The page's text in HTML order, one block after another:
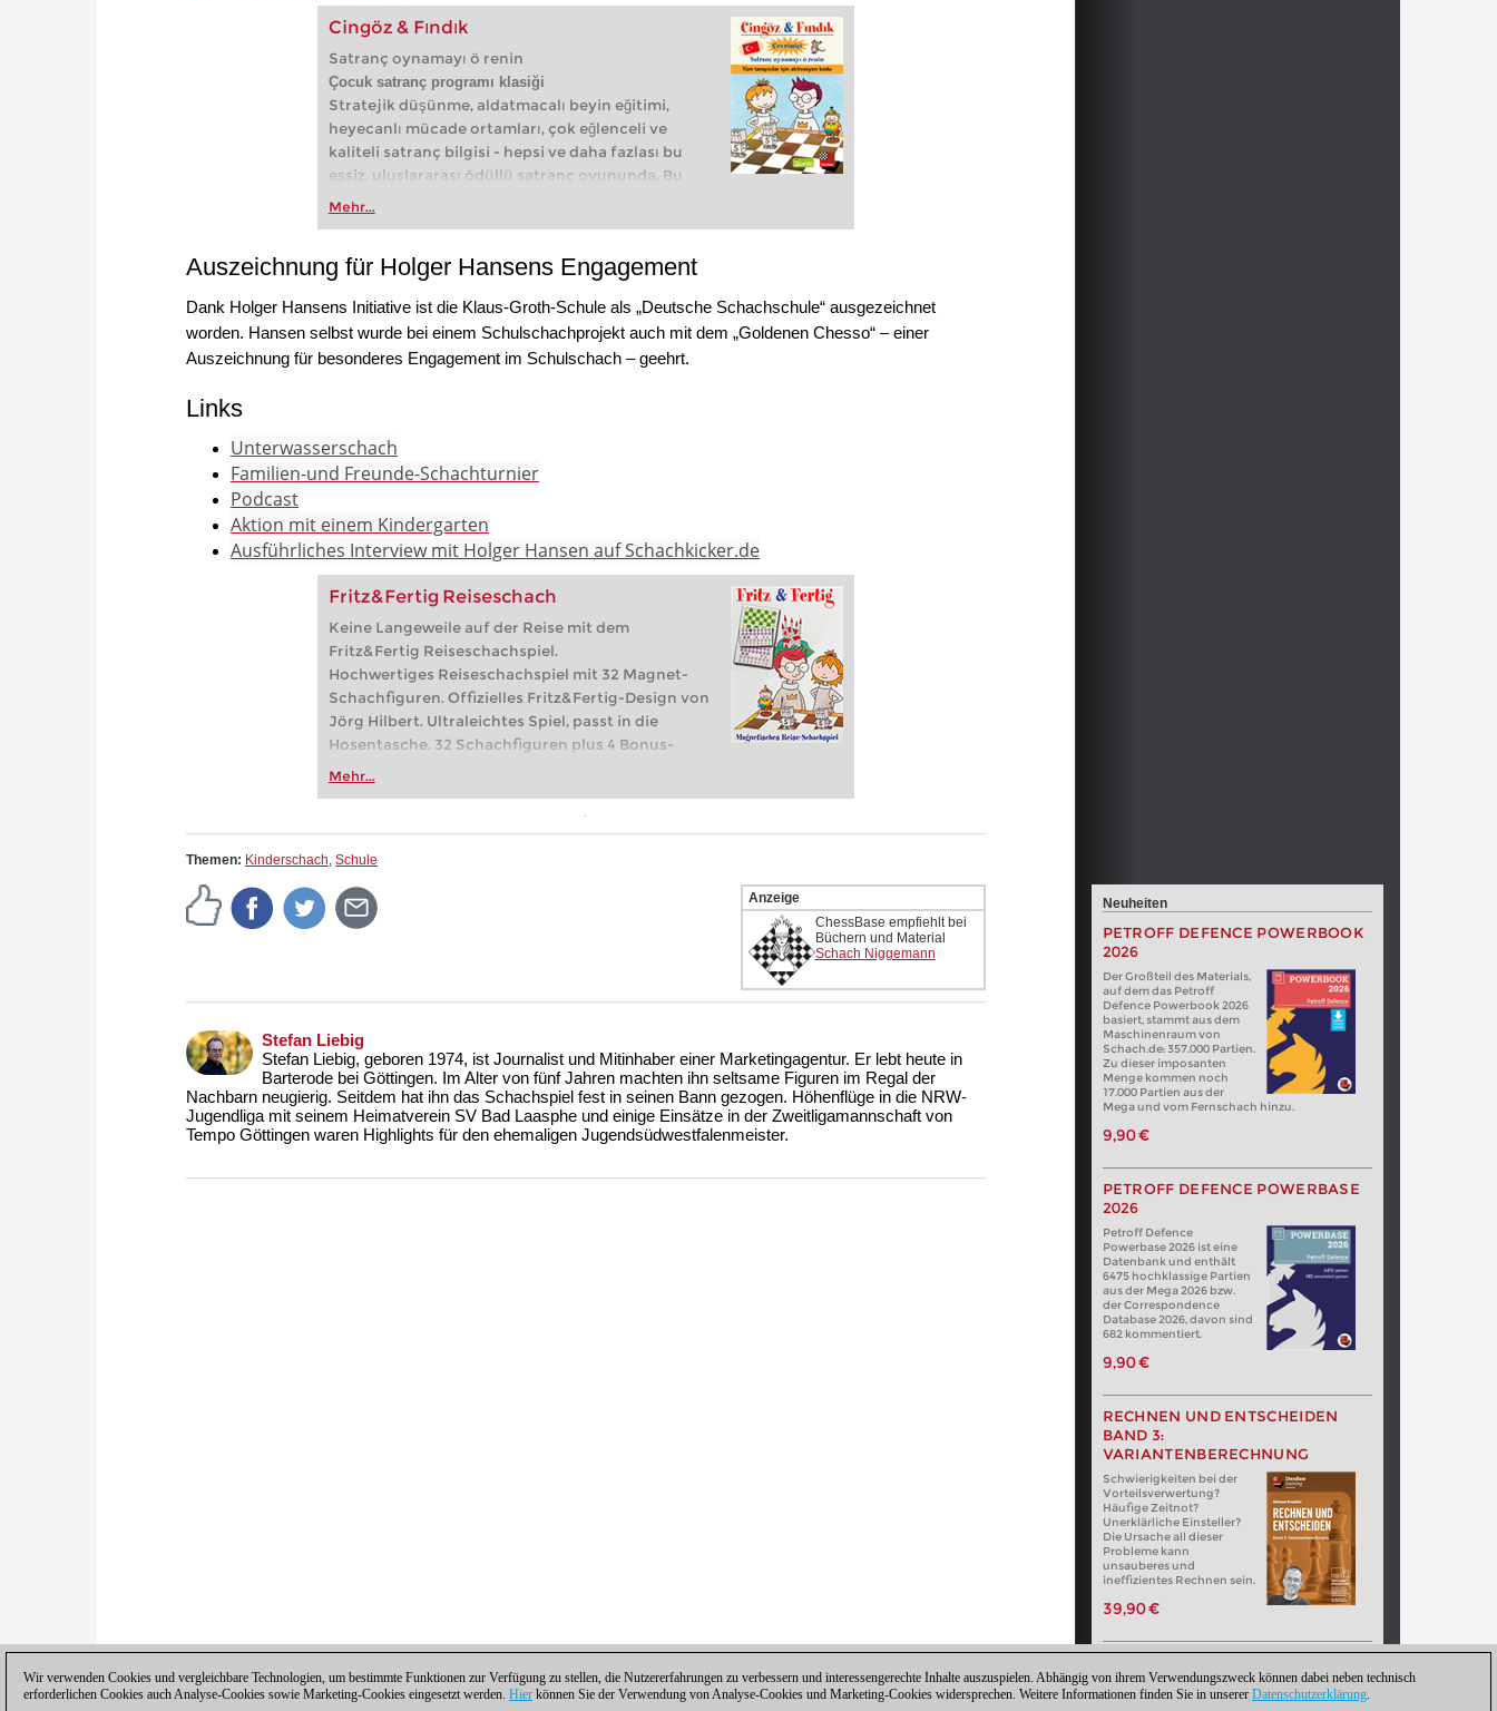
Cingöz & Fındık
Satranç oynamayı ö renin
Çocuk satranç programı klasiği
Stratejik düşünme, aldatmacalı beyin eğitimi,
heyecanlı mücade ortamları, çok eğlenceli ve
kaliteli satranç bilgisi - hepsi ve daha fazlası bu
eşsiz, uluslararası ödüllü satranç oyununda. Bu
sürüm tarayıcı tabanlı sürümün kilit açma kodunu
internet erişimi ve güncel bir tarayıcı (Chrome,
Mehr...
Auszeichnung für Holger Hansens Engagement
Dank Holger Hansens Initiative ist die Klaus-Groth-Schule als „Deutsche Schachschule“ ausgezeichnet
worden. Hansen selbst wurde bei einem Schulschachprojekt auch mit dem „Goldenen Chesso“ – einer
Auszeichnung für besonderes Engagement im Schulschach – geehrt.
Links
Unterwasserschach
Familien-und Freunde-Schachturnier
Podcast
Aktion mit einem Kindergarten
Ausführliches Interview mit Holger Hansen auf Schachkicker.de
Fritz&Fertig Reiseschach
Keine Langeweile auf der Reise mit dem
Fritz&Fertig Reiseschachspiel.
Hochwertiges Reiseschachspiel mit 32 Magnet-
Schachfiguren. Offizielles Fritz&Fertig-Design von
Jörg Hilbert. Ultraleichtes Spiel, passt in die
Hosentasche. 32 Schachfiguren plus 4 Bonus-
Figuren: Königspaar Bunt und Fred Fertig mit Frau
Mehr...
Themen: Kinderschach, Schule
Anzeige
ChessBase empfiehlt bei
Büchern und Material
Schach Niggemann
Stefan Liebig
Stefan Liebig, geboren 1974, ist Journalist und Mitinhaber einer Marketingagentur. Er lebt heute in
Barterode bei Göttingen. Im Alter von fünf Jahren machten ihn seltsame Figuren im Regal der
Nachbarn neugierig. Seitdem hat ihn das Schachspiel fest in seinen Bann gezogen. Höhenflüge in die NRW-
Jugendliga mit seinem Heimatverein SV Bad Laasphe und einige Einsätze in der Zweitligamannschaft von
Tempo Göttingen waren Highlights für den ehemaligen Jugendsüdwestfalenmeister.
Neuheiten
PETROFF DEFENCE POWERBOOK
2026
Der Großteil des Materials,
auf dem das Petroff
Defence Powerbook 2026
basiert, stammt aus dem
Maschinenraum von
Schach.de: 357.000 Partien.
Zu dieser imposanten
Menge kommen noch
17.000 Partien aus der
Mega und vom Fernschach hinzu.
9,90 €
PETROFF DEFENCE POWERBASE
2026
Petroff Defence
Powerbase 2026 ist eine
Datenbank und enthält
6475 hochklassige Partien
aus der Mega 2026 bzw.
der Correspondence
Database 2026, davon sind
682 kommentiert.
9,90 €
RECHNEN UND ENTSCHEIDEN
BAND 3:
VARIANTENBERECHNUNG
Schwierigkeiten bei der
Vorteilsverwertung?
Häufige Zeitnot?
Unerklärliche Einsteller?
Die Ursache all dieser
Probleme kann
unsauberes und
ineffizientes Rechnen sein.
39,90 €
Wir verwenden Cookies und vergleichbare Technologien, um bestimmte Funktionen zur Verfügung zu stellen, die Nutzererfahrungen zu verbessern und interessengerechte Inhalte auszuspielen. Abhängig von ihrem Verwendungszweck können dabei neben technisch
erforderlichen Cookies auch Analyse-Cookies sowie Marketing-Cookies eingesetzt werden. Hier können Sie der Verwendung von Analyse-Cookies und Marketing-Cookies widersprechen. Weitere Informationen finden Sie in unserer Datenschutzerklärung.